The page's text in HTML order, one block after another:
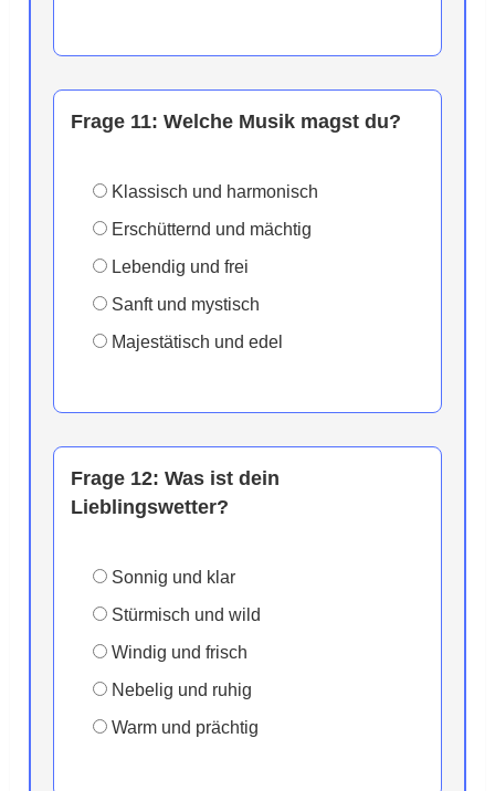
Frage 11: Welche Musik magst du?
Klassisch und harmonisch
Erschütternd und mächtig
Lebendig und frei
Sanft und mystisch
Majestätisch und edel
Frage 12: Was ist dein
Lieblingswetter?
Sonnig und klar
Stürmisch und wild
Windig und frisch
Nebelig und ruhig
Warm und prächtig